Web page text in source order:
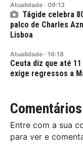
Atualidade · 09:13
Tágide celebra
palco de Charles
Lisboa
Atualidade · 16:18
Ceuta diz que até
exige regressos a
Comentários
Entre com a sua
para ver e